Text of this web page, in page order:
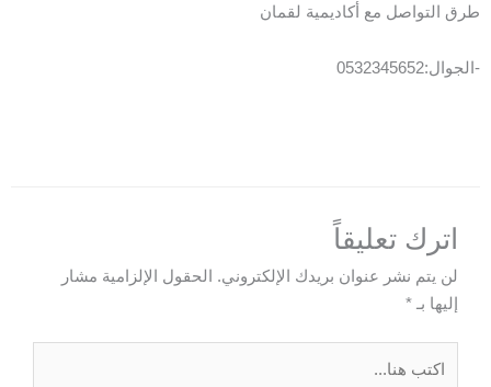
طرق التواصل مع أكاديمية لقمان
-الجوال:0532345652
اترك تعليقاً
لن يتم نشر عنوان بريدك الإلكتروني. الحقول الإلزامية مشار
إليها بـ *